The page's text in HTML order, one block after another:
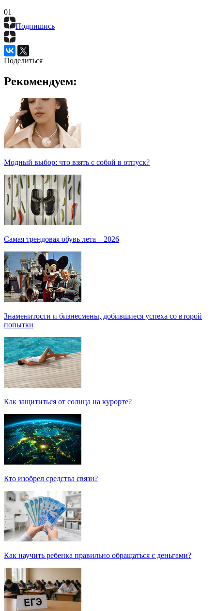
01
Подпишись
Поделиться
Рекомендуем:
Модный выбор: что взять с собой в отпуск?
Самая трендовая обувь лета – 2026
Знаменитости и бизнесмены, добившиеся успеха со второй
попытки
Как защититься от солнца на курорте?
Кто изобрел средства связи?
Как научить ребенка правильно обращаться с деньгами?